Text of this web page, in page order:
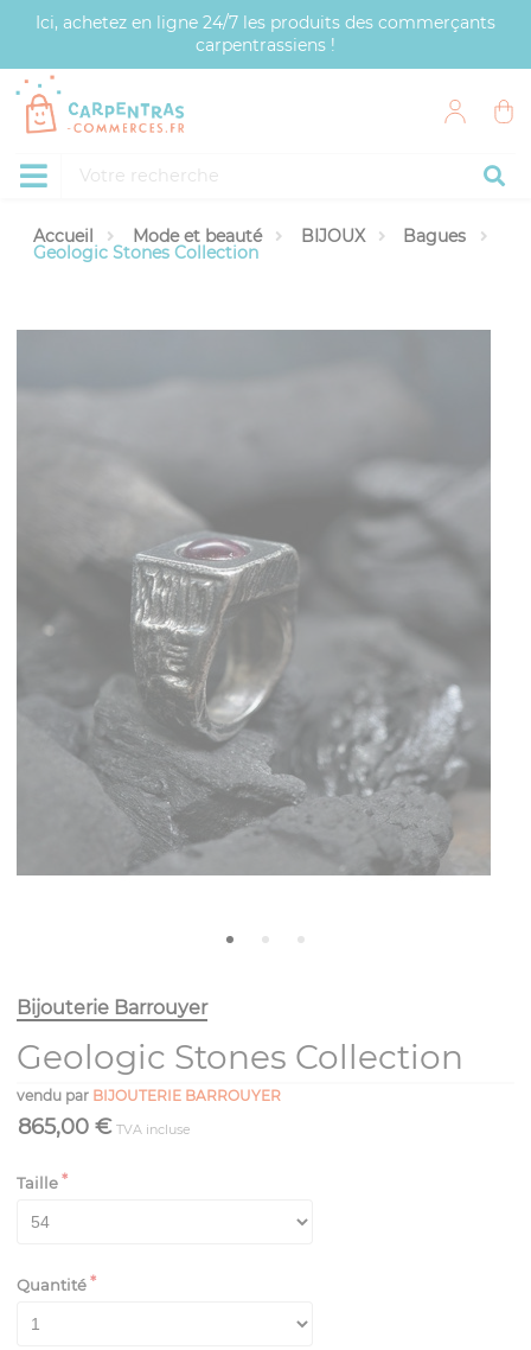
Ici, achetez en ligne 24/7 les produits des commerçants
carpentrassiens !
Accueil Mode et beauté BIJOUX Bagues
Geologic Stones Collection
Bijouterie Barrouyer
Geologic Stones Collection
vendu par BIJOUTERIE BARROUYER
865,00 € TVA incluse
Taille
Quantité
Panneau de gestion des cookies